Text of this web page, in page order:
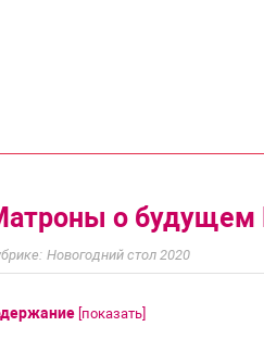
о будущем
Новогодний стол 2020
показать